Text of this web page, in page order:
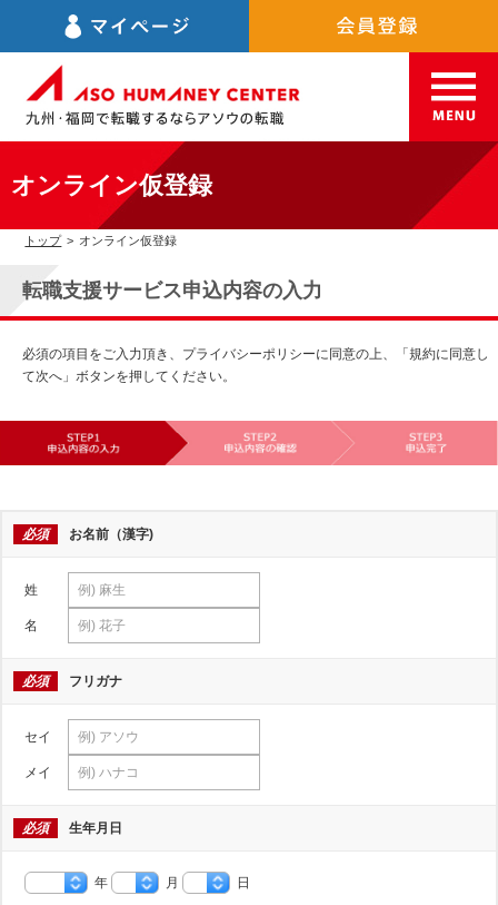
オンライン仮登録
トップ > オンライン仮登録
転職支援サービス申込内容の入力
必須の項目をご入力頂き、プライバシーポリシーに同意の上、「規約に同意し
て次へ」ボタンを押してください。
必須 お名前（漢字)
姓
名
必須 フリガナ
セイ
メイ
必須 生年月日
年 月 日